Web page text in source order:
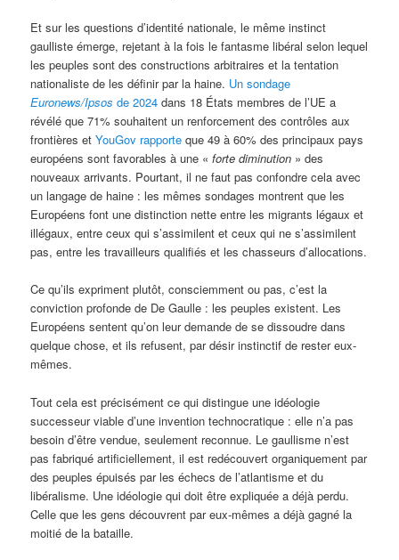
Et sur les questions d’identité nationale, le même instinct
gaulliste émerge, rejetant à la fois le fantasme libéral selon lequel
les peuples sont des constructions arbitraires et la tentation
nationaliste de les définir par la haine. Un sondage
Euronews/Ipsos de 2024 dans 18 États membres de l’UE a
révélé que 71% souhaitent un renforcement des contrôles aux
frontières etYouGov rapporte que 49 à 60% des principaux pays
européens sont favorables à une «forte diminution » des
nouveaux arrivants. Pourtant, il ne faut pas confondre cela avec
un langage de haine : les mêmes sondages montrent que les
Européens font une distinction nette entre les migrants légaux et
illégaux, entre ceux qui s’assimilent et ceux qui ne s’assimilent
pas, entre les travailleurs qualifiés et les chasseurs d’allocations.
Ce qu’ils expriment plutôt, consciemment ou pas, c’est la
conviction profonde de De Gaulle : les peuples existent. Les
Européens sentent qu’on leur demande de se dissoudre dans
quelque chose, et ils refusent, par désir instinctif de rester eux-
mêmes.
Tout cela est précisément ce qui distingue une idéologie
successeur viable d’une invention technocratique : elle n’a pas
besoin d’être vendue, seulement reconnue. Le gaullisme n’est
pas fabriqué artificiellement, il est redécouvert organiquement par
des peuples épuisés par les échecs de l’atlantisme et du
libéralisme. Une idéologie qui doit être expliquée a déjà perdu.
Celle que les gens découvrent par eux-mêmes a déjà gagné la
moitié de la bataille.